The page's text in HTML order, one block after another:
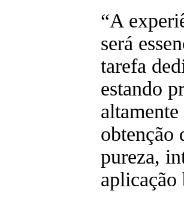
“A
será
tarefa
estando
obtenção
pureza,
aplicação